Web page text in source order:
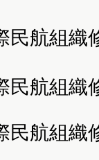
民航組織
民航組織
民航組織